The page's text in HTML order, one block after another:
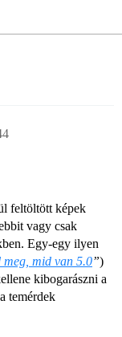
feltöltött képek
vagy csak
Egy-egy ilyen
meg, mid van 5.0”)
kibogarászni a
temérdek